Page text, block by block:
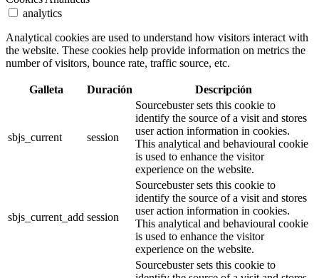
analytics
Analytical cookies are used to understand how visitors interact with
the website. These cookies help provide information on metrics the
number of visitors, bounce rate, traffic source, etc.
Galleta Duración Descripción
sbjs_current session
Sourcebuster sets this cookie to
identify the source of a visit and stores
user action information in cookies.
This analytical and behavioural cookie
is used to enhance the visitor
experience on the website.
sbjs_current_add session
Sourcebuster sets this cookie to
identify the source of a visit and stores
user action information in cookies.
This analytical and behavioural cookie
is used to enhance the visitor
experience on the website.
Sourcebuster sets this cookie to